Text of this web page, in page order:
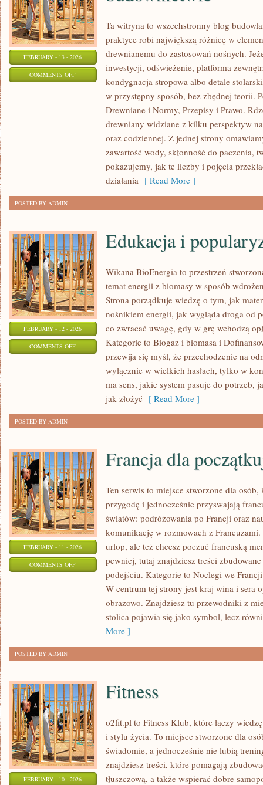
FEBRUARY - 13 - 2026
COMMENTS OFFON
BUDOWNICTWIE
Ta witryna to wszechstronny blog
praktyce robi największą różnicę w
drewnianemu do zastosowań nośnych.
inwestycji, odświeżenie, platforma
kondygnacja stropowa albo detale
w przystępny sposób, bez zbędnej teorii.
Drewniane i Normy, Przepisy i Prawo.
drewniany widziane z kilku perspektyw
oraz codziennej. Z jednej strony
zawartość wody, skłonność do paczenia,
pokazujemy, jak te liczby i pojęcia
działania [ Read More ]
POSTED BY ADMIN
FEBRUARY - 12 - 2026
COMMENTS OFFON
POPULARYZACJA
Edukacja i
Wikana BioEnergia to przestrzeń
temat energii z biomasy w sposób
Strona porządkuje wiedzę o tym, jak
nośnikiem energii, jak wygląda droga od
co zwracać uwagę, gdy w grę wchodzą
Kategorie to Biogaz i biomasa i
przewija się myśl, że przechodzenie na
wyłącznie w wielkich hasłach, tylko w
ma sens, jakie system pasuje do potrzeb,
jak złożyć [ Read More ]
POSTED BY ADMIN
FEBRUARY - 11 - 2026
COMMENTS OFFON
POCZĄTKUJĄCYCH
Francja dla
Ten serwis to miejsce stworzone dla
przygodę i jednocześnie przyswajają
światów: podróżowania po Francji oraz
komunikację w rozmowach z Francuzami.
urlop, ale też chcesz poczuć francuską
pewniej, tutaj znajdziesz treści
podejściu. Kategorie to Noclegi we
W centrum tej strony jest kraj wina i sera
obrazowo. Znajdziesz tu przewodniki z
stolica pojawia się jako symbol, lecz
More ]
POSTED BY ADMIN
FEBRUARY - 10 - 2026
Fitness
o2fit.pl to Fitness Klub, które łączy
i stylu życia. To miejsce stworzone dla
świadomie, a jednocześnie nie lubią
znajdziesz treści, które pomagają
tłuszczową, a także wspierać dobre